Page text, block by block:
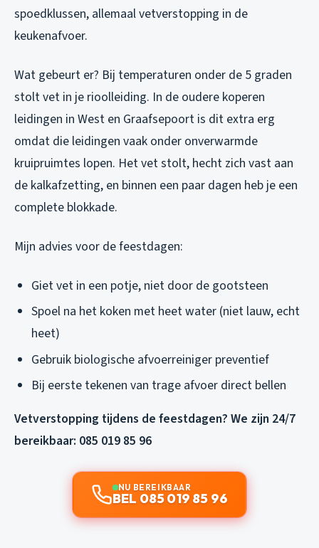
spoedklussen, allemaal vetverstopping in de
keukenafvoer.
Wat gebeurt er? Bij temperaturen onder de 5 graden
stolt vet in je rioolleiding. In de oudere koperen
leidingen in West en Graafsepoort is dit extra erg
omdat die leidingen vaak onder onverwarmde
kruipruimtes lopen. Het vet stolt, hecht zich vast aan
de kalkafzetting, en binnen een paar dagen heb je een
complete blokkade.
Mijn advies voor de feestdagen:
Giet vet in een potje, niet door de gootsteen
Spoel na het koken met heet water (niet lauw, echt
heet)
Gebruik biologische afvoerreiniger preventief
Bij eerste tekenen van trage afvoer direct bellen
Vetverstopping tijdens de feestdagen? We zijn 24/7
bereikbaar: 085 019 85 96
NU BEREIKBAAR
BEL 085 019 85 96